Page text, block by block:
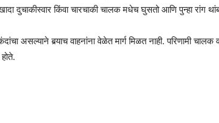
दुचाकीस्वार किंवा चारचाकी चालक मधेच घुसतो आणि पुन्हा रांग
असल्याने बर्‍याच वाहनांना वेळेत मार्ग मिळत नाही. परिणामी चालक